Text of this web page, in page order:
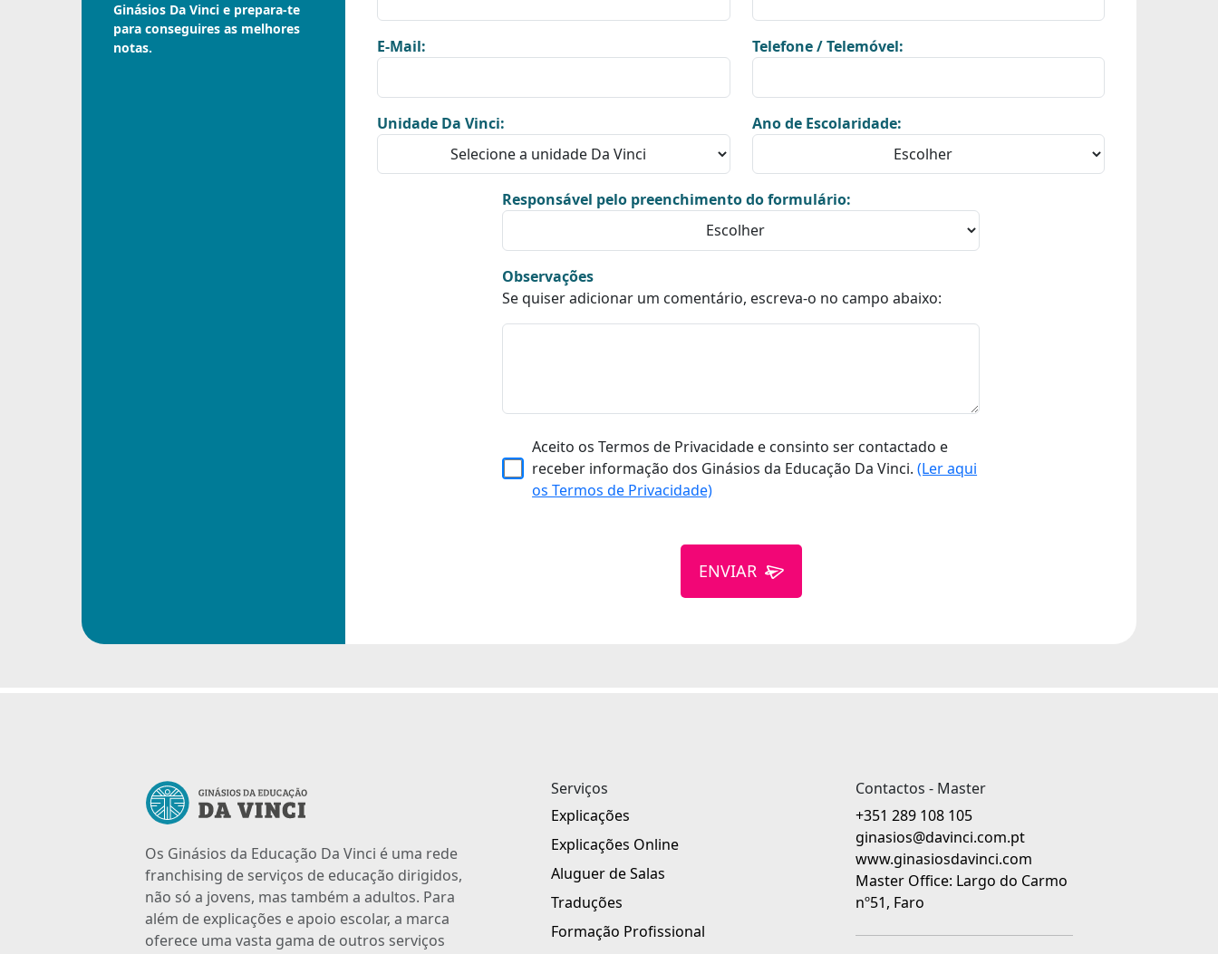
Ginásios Da Vinci e prepara-te
para conseguires as melhores
notas.
E-Mail: Telefone / Telemóvel:
Unidade Da Vinci: Ano de Escolaridade:
Responsável pelo preenchimento do formulário:
Observações
Se quiser adicionar um comentário, escreva-o no campo abaixo:
Aceito os Termos de Privacidade e consinto ser contactado e
receber informação dos Ginásios da Educação Da Vinci.(Ler aqui
os Termos de Privacidade)
ENVIAR
Os Ginásios da Educação Da Vinci é uma rede
franchising de serviços de educação dirigidos,
não só a jovens, mas também a adultos. Para
além de explicações e apoio escolar, a marca
oferece uma vasta gama de outros serviços
Serviços
Explicações
Explicações Online
Aluguer de Salas
Traduções
Formação Profissional
Contactos - Master
+351 289 108 105
ginasios@davinci.com.pt
www.ginasiosdavinci.com
Master Office: Largo do Carmo
nº51, Faro